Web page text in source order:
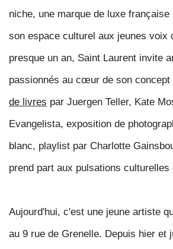
niche, une marque de luxe
son espace culturel aux jeunes voix
presque un an, Saint Laurent invite
passionnés au cœur de son concept
de livres par Juergen Teller, Kate
Evangelista, exposition de
blanc, playlist par Charlotte
prend part aux pulsations culturelles
Aujourd'hui, c'est une jeune artiste
au 9 rue de Grenelle. Depuis hier et